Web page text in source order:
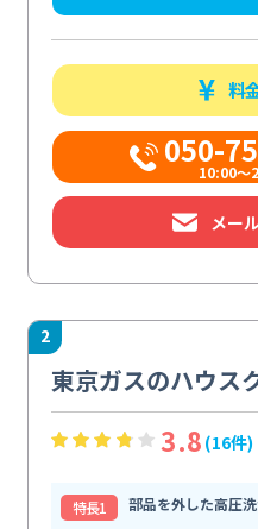
料
050-
10:00〜
メー
2
東京ガスのハウス
3.8 (16件)
特⻑1